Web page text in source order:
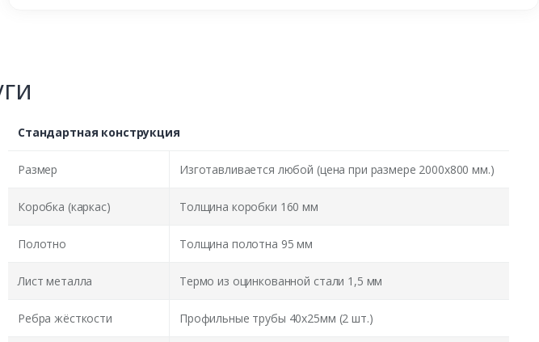
Стандартная конструкция
Размер Изготавливается любой (цена при размере 2000x800 мм.)
Коробка (каркас) Толщина коробки 160 мм
Полотно Толщина полотна 95 мм
Лист металла Термо из оцинкованной стали 1,5 мм
Ребра жёсткости Профильные трубы 40х25мм (2 шт.)